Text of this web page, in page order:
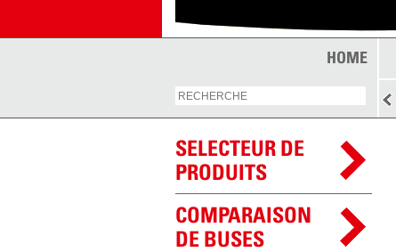
HOME
SELECTEUR DE
PRODUITS
COMPARAISON
DE BUSES